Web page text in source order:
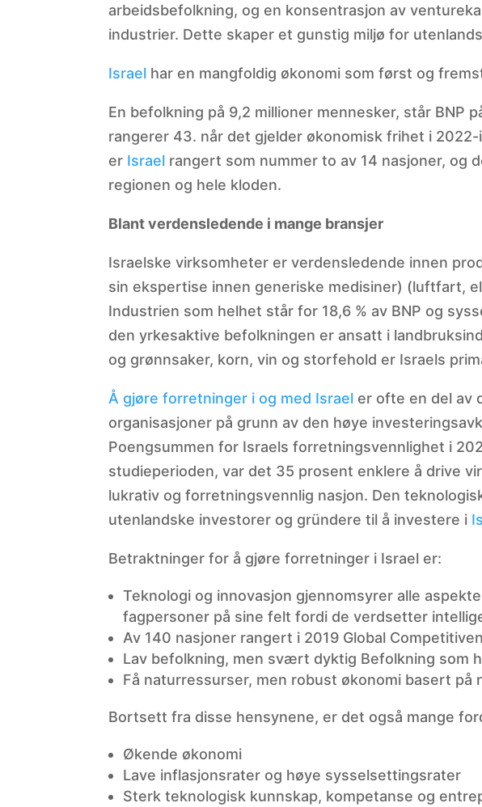
arbeidsbefolkning, og en konsentrasjon av
industrier. Dette skaper et gunstig miljø for
Israel har en mangfoldig økonomi som først og
En befolkning på 9,2 millioner mennesker, står BNP
rangerer 43. når det gjelder økonomisk frihet i
er Israel rangert som nummer to av 14 nasjoner, og
regionen og hele kloden.
Blant verdensledende i mange bransjer
Israelske virksomheter er verdensledende innen
sin ekspertise innen generiske medisiner) (luftfart,
Industrien som helhet står for 18,6 % av BNP og
den yrkesaktive befolkningen er ansatt i
og grønnsaker, korn, vin og storfehold er Israels
Å gjøre forretninger i og med Israel er ofte en del av
organisasjoner på grunn av den høye
Poengsummen for Israels forretningsvennlighet i
studieperioden, var det 35 prosent enklere å drive
lukrativ og forretningsvennlig nasjon. Den
utenlandske investorer og gründere til å investere i
Betraktninger for å gjøre forretninger i Israel er:
Teknologi og innovasjon gjennomsyrer alle
fagpersoner på sine felt fordi de verdsetter
Av 140 nasjoner rangert i 2019 Global
Lav befolkning, men svært dyktig Befolkning som
Få naturressurser, men robust økonomi basert
Bortsett fra disse hensynene, er det også mange
Økende økonomi
Lave inflasjonsrater og høye sysselsettingsrater
Sterk teknologisk kunnskap, kompetanse og